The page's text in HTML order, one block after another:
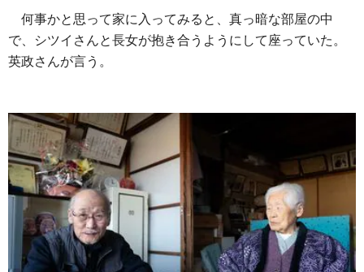
何事かと思って家に入ってみると、真っ暗な部屋の中
で、シツイさんと長女が抱き合うようにして座っていた。
英政さんが言う。